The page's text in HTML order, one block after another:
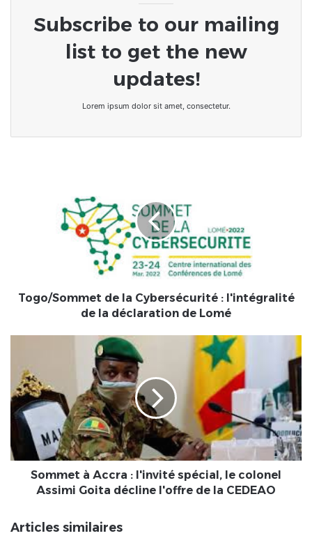
Subscribe to our mailing
list to get the new
updates!
Lorem ipsum dolor sit amet, consectetur.
Togo/Sommet de la Cybersécurité : l'intégralité
de la déclaration de Lomé
Accra
l'invité
spécial,
colonel
Assimi
la
Sommet à Accra : l'invité spécial, le colonel
Assimi Goita décline l'offre de la CEDEAO
Articles similaires